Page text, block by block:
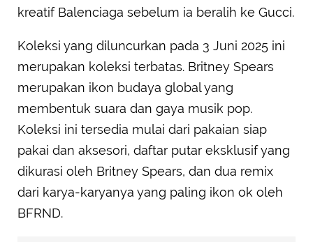
kreatif Balenciaga sebelum ia beralih ke Gucci.
Koleksi yang diluncurkan pada 3 Juni 2025 ini
merupakan koleksi terbatas. Britney Spears
merupakan ikon budaya global yang
membentuk suara dan gaya musik pop.
Koleksi ini tersedia mulai dari pakaian siap
pakai dan aksesori, daftar putar eksklusif yang
dikurasi oleh Britney Spears, dan dua remix
dari karya-karyanya yang paling ikon ok oleh
BFRND.